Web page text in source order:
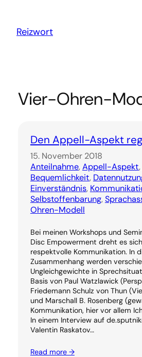
springen
Reizwort
Vier-Ohren-
Den Appell-Aspekt
15. November 2018
Anteilnahme, Appell-Aspekt,
Bequemlichkeit,
Einverständnis,
Selbstoffenbarung,
Ohren-Modell
Bei meinen Workshops und
Disc Empowerment dreht es
respektvolle Kommunikation. In
Zusammenhang werden
Ungleichgewichte in
Basis von Paul Watzlawick
Friedemann Schulz von Thun
und Marschall B. Rosenberg
Kommunikation, hier vor allem
In einem Interview auf
Valentin Raskatov…
Read more →